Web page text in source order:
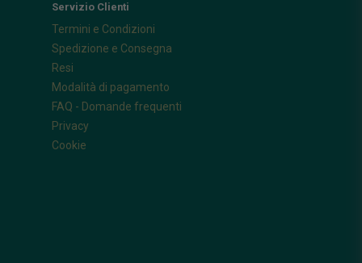
Servizio Clienti
Termini e Condizioni
Spedizione e Consegna
Resi
Modalità di pagamento
FAQ - Domande frequenti
Privacy
Cookie